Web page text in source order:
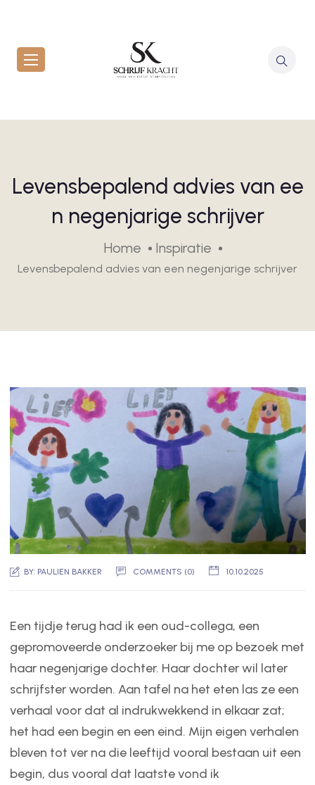
Levensbepalend advies van ee
n negenjarige schrijver
Home Inspiratie
Levensbepalend advies van een negenjarige schrijver
BY: PAULIEN BAKKER COMMENTS (0) 10.10.2025
Een tijdje terug had ik een oud-collega, een
gepromoveerde onderzoeker bij me op bezoek met
haar negenjarige dochter. Haar dochter wil later
schrijfster worden. Aan tafel na het eten las ze een
verhaal voor dat al indrukwekkend in elkaar zat;
het had een begin en een eind. Mijn eigen verhalen
bleven tot ver na die leeftijd vooral bestaan uit een
begin, dus vooral dat laatste vond ik